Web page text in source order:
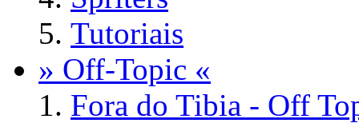
Tutoriais
» Off-Topic «
Fora do Tibia - Off